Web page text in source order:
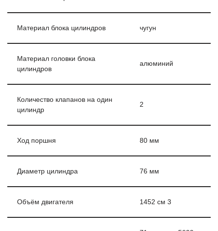
Материал блока цилиндров чугун
Материал головки блока
цилиндров
алюминий
Количество клапанов на один
цилиндр
2
Ход поршня 80 мм
Диаметр цилиндра 76 мм
Объём двигателя 1452 см 3